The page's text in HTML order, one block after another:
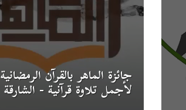
جائزة الماهر بالقرآن الرمضانية
لأجمل تلاوة قرآنية - الشارقة